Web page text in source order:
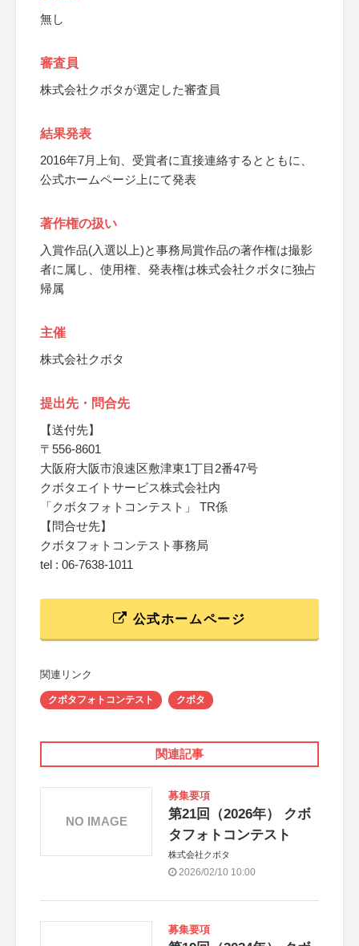
無し
審査員
株式会社クボタが選定した審査員
結果発表
2016年7月上旬、受賞者に直接連絡するとともに、
公式ホームページ上にて発表
著作権の扱い
入賞作品(入選以上)と事務局賞作品の著作権は撮影
者に属し、使用権、発表権は株式会社クボタに独占
帰属
主催
株式会社クボタ
提出先・問合先
【送付先】
〒556-8601
大阪府大阪市浪速区敷津東1丁目2番47号
クボタエイトサービス株式会社内
「クボタフォトコンテスト」 TR係
【問合せ先】
クボタフォトコンテスト事務局
tel : 06-7638-1011
公式ホームページ
関連リンク
クボタフォトコンテスト クボタ
関連記事
募集要項
第21回（2026年） クボ
タフォトコンテスト
株式会社クボタ
2026/02/10 10:00
NO IMAGE
募集要項